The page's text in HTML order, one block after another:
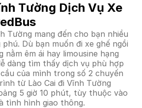
Tường Dịch Vụ Xe
Tường mang đến cho bạn nhiều
Dù bạn muốn đi xe ghế ngồi
nằm êm ái hay limousine hạng
dàng tìm thấy dịch vụ phù hợp
của mình trong số 2 chuyến
từ Lào Cai đi Vĩnh Tường
5 giờ 10 phút, tùy thuộc vào
tình hình giao thông.